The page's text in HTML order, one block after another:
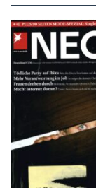
NEON –
2008